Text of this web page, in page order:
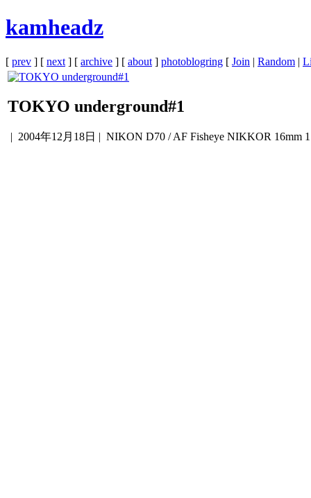
kamheadz
[ prev ] [ next ] [ archive ] [ about ] photoblogring [ Join | Random |
TOKYO underground#1
| 2004年12月18日 | NIKON D70 / AF Fisheye NIKKOR 16mm